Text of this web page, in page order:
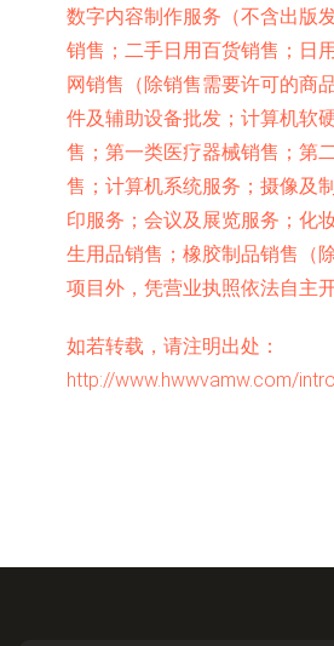
数字内容制作服务（不含出版
销售；二手日用百货销售；日
网销售（除销售需要许可的商
件及辅助设备批发；计算机软
售；第一类医疗器械销售；第
售；计算机系统服务；摄像及
印服务；会议及展览服务；化
生用品销售；橡胶制品销售（
项目外，凭营业执照依法自主
如若转载，请注明出处：
http://www.hwwvamw.com/